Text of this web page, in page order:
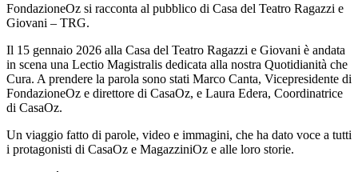
FondazioneOz si racconta al pubblico di Casa del Teatro Ragazzi e
Giovani – TRG.
Il 15 gennaio 2026 alla Casa del Teatro Ragazzi e Giovani è andata
in scena una Lectio Magistralis dedicata alla nostra Quotidianità che
Cura. A prendere la parola sono stati Marco Canta, Vicepresidente di
FondazioneOz e direttore di CasaOz, e Laura Edera, Coordinatrice
di CasaOz.
Un viaggio fatto di parole, video e immagini, che ha dato voce a tutti
i protagonisti di CasaOz e MagazziniOz e alle loro storie.